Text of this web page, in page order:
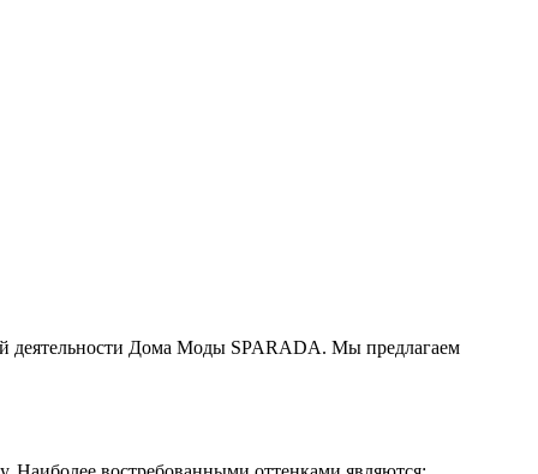
деятельности Дома Моды SPARADA. Мы предлагаем